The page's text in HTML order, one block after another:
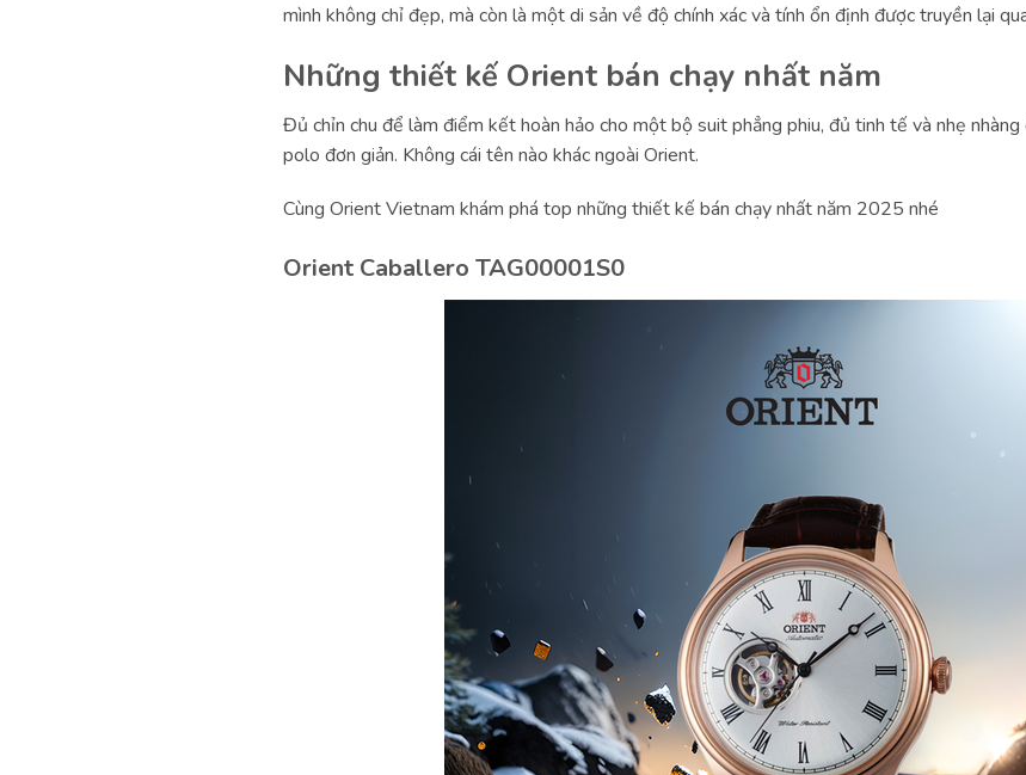
mình không chỉ đẹp, mà còn là một di sản về độ chính xác và tính ổn định được truyền lại
Những thiết kế Orient bán chạy nhất năm
Đủ chỉn chu để làm điểm kết hoàn hảo cho một bộ suit phẳng phiu, đủ tinh tế và nhẹ
polo đơn giản. Không cái tên nào khác ngoài Orient.
Cùng Orient Vietnam khám phá top những thiết kế bán chạy nhất năm 2025 nhé
Orient Caballero TAG00001S0